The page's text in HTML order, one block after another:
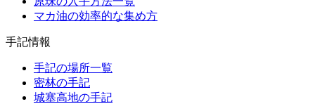
マカ油の効率的な集め方
手記情報
手記の場所一覧
密林の手記
城塞高地の手記